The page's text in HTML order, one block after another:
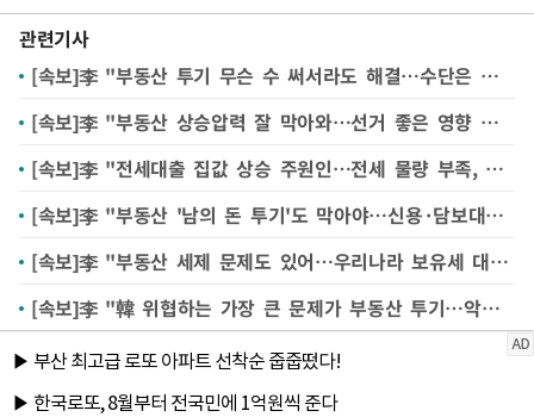
관련기사
[속보]李 "부동산 투기 무슨 수 써서라도 해결…수단은 많아"
[속보]李 "부동산 상승압력 잘 막아와…선거 좋은 영향 많았을 것"
[속보]李 "전세대출 집값 상승 주원인…전세 물량 부족, 정상화 과정 일부"
[속보]李 "부동산 '남의 돈 투기'도 막아야…신용·담보대출 줄여야"
[속보]李 "부동산 세제 문제도 있어…우리나라 보유세 대체로 낮아"
[속보]李 "韓 위협하는 가장 큰 문제가 부동산 투기…악순환 끊어야"